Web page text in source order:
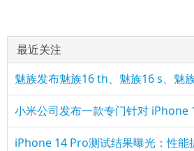
最近关注
魅族发布魅族16 th、魅族16 s、魅
小米公司发布一款专门针对 iPhone
iPhone 14 Pro测试结果曝光：性能